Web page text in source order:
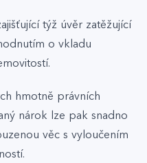
týž úvěr zatěžující
o vkladu
hmotně právních
nárok lze pak snadno
věc s vyloučením